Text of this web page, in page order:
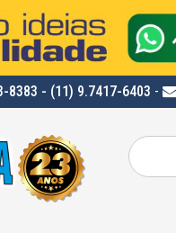
8383 - (11) 9.7417-6403 -
Pesquisar
por: